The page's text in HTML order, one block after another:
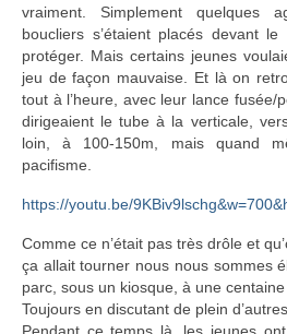
vraiment. Simplement quelques
boucliers s’étaient placés devant
protéger. Mais certains jeunes
jeu de façon mauvaise. Et là on
tout à l’heure, avec leur lance fusée/
dirigeaient le tube à la verticale,
loin, à 100-150m, mais quand
pacifisme.
https://youtu.be/
Comme ce n’était pas très drôle et
ça allait tourner nous nous sommes
parc, sous un kiosque, à une
Toujours en discutant de plein
Pendant ce temps là, les jeunes